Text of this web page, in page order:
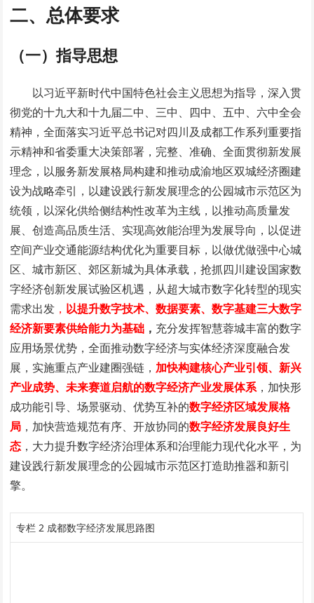
二、总体要求
（一）指导思想
以习近平新时代中国特色社会主义思想为指导，深入贯
彻党的十九大和十九届二中、三中、四中、五中、六中全会
精神，全面落实习近平总书记对四川及成都工作系列重要指
示精神和省委重大决策部署，完整、准确、全面贯彻新发展
理念，以服务新发展格局构建和推动成渝地区双城经济圈建
设为战略牵引，以建设践行新发展理念的公园城市示范区为
统领，以深化供给侧结构性改革为主线，以推动高质量发
展、创造高品质生活、实现高效能治理为发展导向，以促进
空间产业交通能源结构优化为重要目标，以做优做强中心城
区、城市新区、郊区新城为具体承载，抢抓四川建设国家数
字经济创新发展试验区机遇，从超大城市数字化转型的现实
需求出发 ， 以提升数字技术、数据要素、数字基建三大数字
经济新要素供给能力为基础 ， 充分发挥智慧蓉城丰富的数字
应用场景优势，全面推动数字经济与实体经济深度融合发
展，实施重点产业建圈强链， 加快构建核心产业引领、新兴
产业成势、未来赛道启航的数字经济产业发展体系，加快形
成功能引导、场景驱动、优势互补的数字经济区域发展格
局 ，加快营造规范有序、开放协同的数字经济发展良好生
态 ，大力提升数字经济治理体系和治理能力现代化水平，为
建设践行新发展理念的公园城市示范区打造助推器和新引
擎。
专栏 2 成都数字经济发展思路图